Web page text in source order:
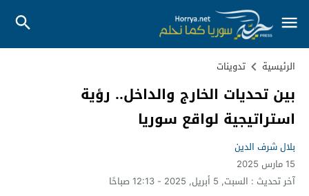
الرئيسية تدوينات
بين تحديات الخارج والداخل.. رؤية
استراتيجية لواقع سوريا
بلال شرف الدين
15 مارس 2025
آخر تحديث : السبت, 5 أبريل, 2025 - 12:13 صباحًا